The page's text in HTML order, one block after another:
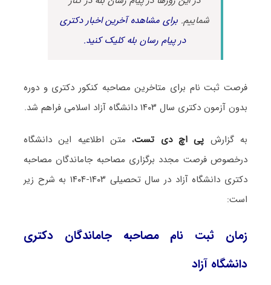
شماییم.برای مشاهده آخرین اخبار دکتری
در پیام رسان بله کلیک کنید.
فرصت ثبت نام برای متاخرین مصاحبه کنکور دکتری و دوره
بدون آزمون دکتری سال ۱۴۰۳ دانشگاه آزاد اسلامی فراهم شد.
به گزارش پی اچ دی تست، متن اطلاعیه این دانشگاه
درخصوص فرصت مجدد برگزاری مصاحبه جاماندگان مصاحبه
دکتری دانشگاه آزاد در سال تحصیلی ۱۴۰۳-۱۴۰۴ به شرح زیر
است:
زمان ثبت نام مصاحبه جاماندگان دکتری
دانشگاه آزاد